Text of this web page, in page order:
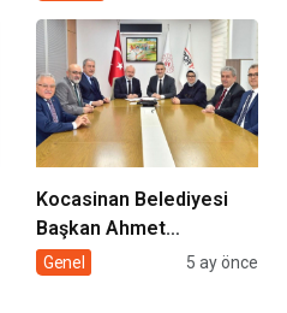
Kocasinan Belediyesi
Başkan Ahmet
Çolakbayrakdar ile
Genel 5 ay önce